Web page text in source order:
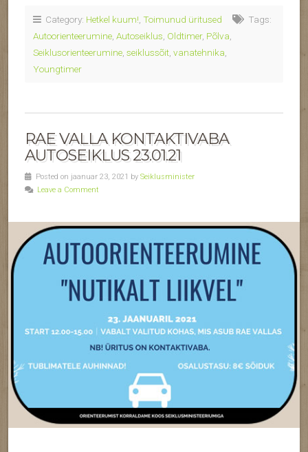
Category: Hetkel kuum!, Toimunud üritused
Tags:
Autoorienteerumine, Autoseiklus, Oldtimer, Põlva,
Seiklusorienteerumine, seiklussõit, vanatehnika,
Youngtimer
RAE VALLA KONTAKTIVABA
AUTOSEIKLUS 23.01.21
Posted on jaanuar 23, 2021 by Seiklusminister
Leave a Comment